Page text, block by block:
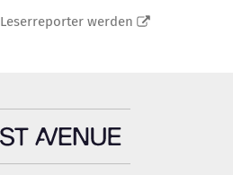
Leserreporter werden